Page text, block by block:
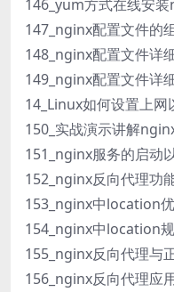
146_yum方式在线安
147_nginx配置文件的
148_nginx配置文件详
149_nginx配置文件详
14_Linux如何设置上
150_实战演示讲解
151_nginx服务的启动
152_nginx反向代理功
153_nginx中location
154_nginx中location
155_nginx反向代理与
156_nginx反向代理应